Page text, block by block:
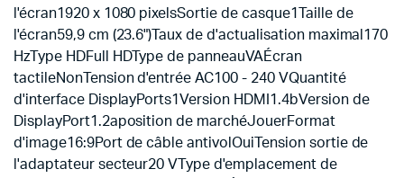
l'écran1920 x 1080 pixelsSortie de casque1Taille de
l'écran59,9 cm (23.6")Taux de d'actualisation maximal170
HzType HDFull HDType de panneauVAÉcran
tactileNonTension d'entrée AC100 - 240 VQuantité
d'interface DisplayPorts1Version HDMI1.4bVersion de
DisplayPort1.2aposition de marchéJouerFormat
d'image16:9Port de câble antivolOuiTension sortie de
l'adaptateur secteur20 VType d'emplacement de